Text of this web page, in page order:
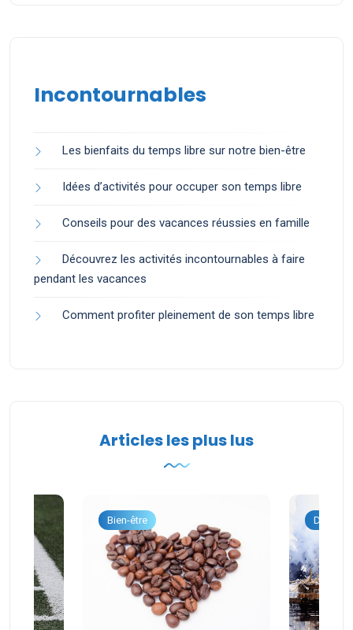
Incontournables
Les bienfaits du temps libre sur notre bien-être
Idées d’activités pour occuper son temps libre
Conseils pour des vacances réussies en famille
Découvrez les activités incontournables à faire
pendant les vacances
Comment profiter pleinement de son temps libre
Articles les plus lus
Bien-être